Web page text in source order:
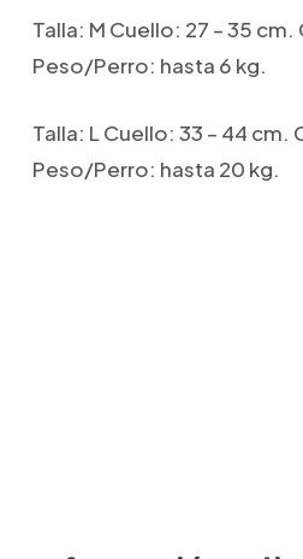
Talla: M Cuello: 27 – 35
Peso/Perro: hasta 6 kg.
Talla: L Cuello: 33 – 44 cm.
Peso/Perro: hasta 20 kg.